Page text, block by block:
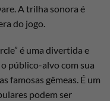
A trilha sonora é
do jogo.
é uma divertida e
público-alvo com sua
famosas gêmeas. É um
podem ser